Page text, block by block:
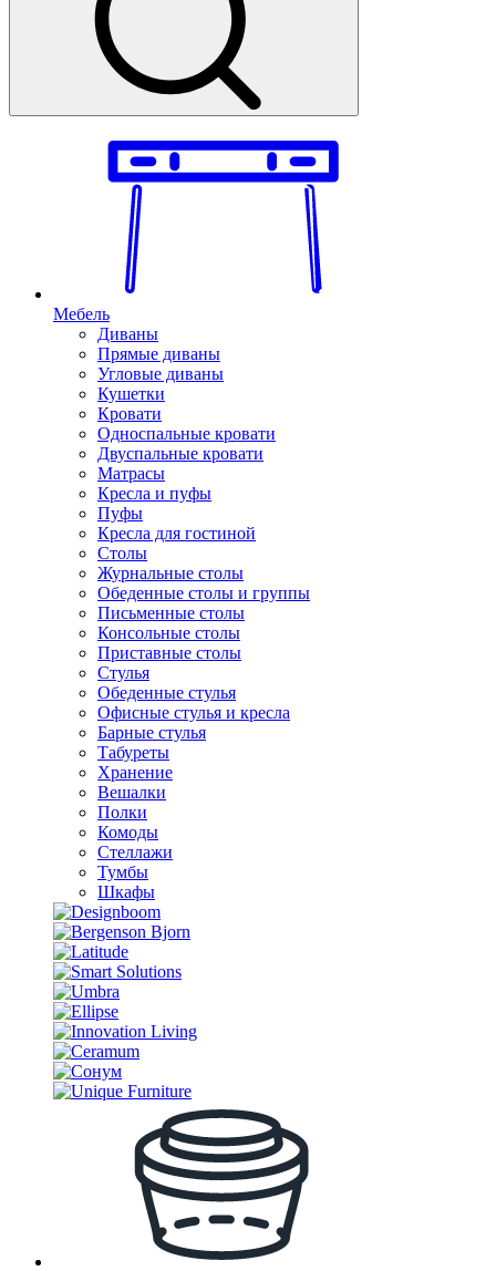
Мебель
Диваны
Прямые диваны
Угловые диваны
Кушетки
Кровати
Односпальные кровати
Двуспальные кровати
Матрасы
Кресла и пуфы
Пуфы
Кресла для гостиной
Столы
Журнальные столы
Обеденные столы и группы
Письменные столы
Консольные столы
Приставные столы
Стулья
Обеденные стулья
Офисные стулья и кресла
Барные стулья
Табуреты
Хранение
Вешалки
Полки
Комоды
Стеллажи
Тумбы
Шкафы